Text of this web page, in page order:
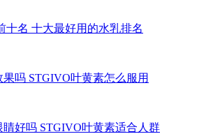
十名 十大最好用的水乳排名
吗 STGIVO叶黄素怎么服用
好吗 STGIVO叶黄素适合人群